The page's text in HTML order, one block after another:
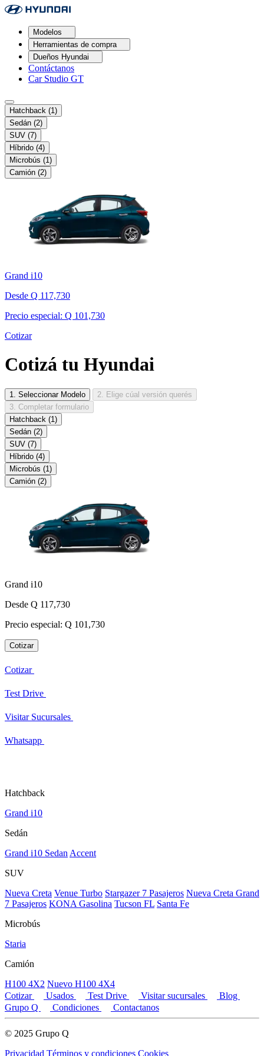
Modelos
Herramientas de compra
Dueños Hyundai
Contáctanos
Car Studio GT
Hatchback (1)
Sedán (2)
SUV (7)
Híbrido (4)
Microbús (1)
Camión (2)
Grand i10
Desde Q 117,730
Precio especial: Q 101,730
Cotizar
Cotizá tu Hyundai
1. Seleccionar Modelo
2. Elige cúal versión querés
3. Completar formulario
Hatchback (1)
Sedán (2)
SUV (7)
Híbrido (4)
Microbús (1)
Camión (2)
Grand i10
Desde Q 117,730
Precio especial: Q 101,730
Cotizar
Cotizar
Test Drive
Visitar Sucursales
Whatsapp
Hatchback
Grand i10
Sedán
Grand i10 Sedan Accent
SUV
Nueva Creta Venue Turbo Stargazer 7 Pasajeros Nueva Creta Grand
7 Pasajeros KONA Gasolina Tucson FL Santa Fe
Microbús
Staria
Camión
H100 4X2 Nuevo H100 4X4
Cotizar
Usados Test Drive Visitar sucursales
Blog
Grupo Q
Condiciones Contactanos
© 2025 Grupo Q
Privacidad Términos y condiciones Cookies